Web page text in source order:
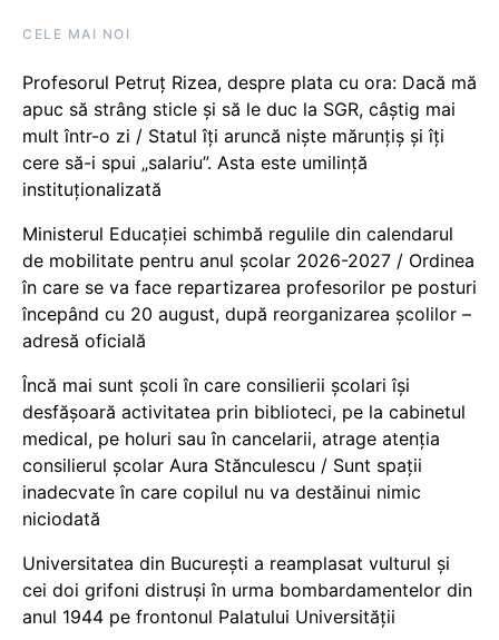
CELE MAI NOI
Profesorul Petruț Rizea, despre plata cu ora: Dacă mă
apuc să strâng sticle și să le duc la SGR, câștig mai
mult într-o zi / Statul îți aruncă niște mărunțiș și îți
cere să-i spui „salariu”. Asta este umilință
instituționalizată
Ministerul Educației schimbă regulile din calendarul
de mobilitate pentru anul școlar 2026-2027 / Ordinea
în care se va face repartizarea profesorilor pe posturi
începând cu 20 august, după reorganizarea școlilor –
adresă oficială
Încă mai sunt școli în care consilierii școlari își
desfășoară activitatea prin biblioteci, pe la cabinetul
medical, pe holuri sau în cancelarii, atrage atenția
consilierul școlar Aura Stănculescu / Sunt spații
inadecvate în care copilul nu va destăinui nimic
niciodată
Universitatea din București a reamplasat vulturul și
cei doi grifoni distruși în urma bombardamentelor din
anul 1944 pe frontonul Palatului Universității